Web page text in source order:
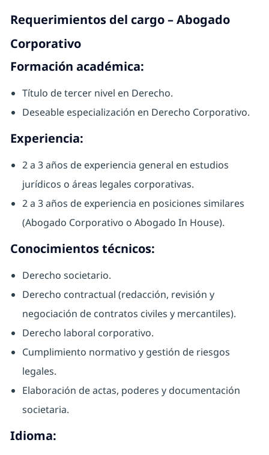
Requerimientos del cargo – Abogado
Corporativo
Formación académica:
Título de tercer nivel en Derecho.
Deseable especialización en Derecho Corporativo.
Experiencia:
2 a 3 años de experiencia general en estudios
jurídicos o áreas legales corporativas.
2 a 3 años de experiencia en posiciones similares
(Abogado Corporativo o Abogado In House).
Conocimientos técnicos:
Derecho societario.
Derecho contractual (redacción, revisión y
negociación de contratos civiles y mercantiles).
Derecho laboral corporativo.
Cumplimiento normativo y gestión de riesgos
legales.
Elaboración de actas, poderes y documentación
societaria.
Idioma: